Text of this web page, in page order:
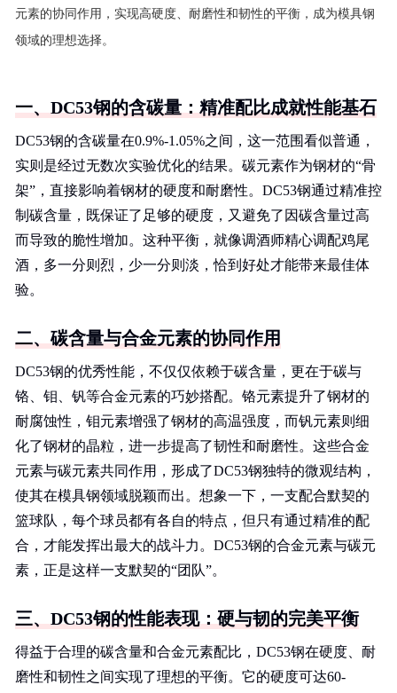
元素的协同作用，实现高硬度、耐磨性和韧性的平衡，成为模具钢
领域的理想选择。
一、DC53钢的含碳量：精准配比成就性能基石
DC53钢的含碳量在0.9%-1.05%之间，这一范围看似普通，
实则是经过无数次实验优化的结果。碳元素作为钢材的“骨
架”，直接影响着钢材的硬度和耐磨性。DC53钢通过精准控
制碳含量，既保证了足够的硬度，又避免了因碳含量过高
而导致的脆性增加。这种平衡，就像调酒师精心调配鸡尾
酒，多一分则烈，少一分则淡，恰到好处才能带来最佳体
验。
二、碳含量与合金元素的协同作用
DC53钢的优秀性能，不仅仅依赖于碳含量，更在于碳与
铬、钼、钒等合金元素的巧妙搭配。铬元素提升了钢材的
耐腐蚀性，钼元素增强了钢材的高温强度，而钒元素则细
化了钢材的晶粒，进一步提高了韧性和耐磨性。这些合金
元素与碳元素共同作用，形成了DC53钢独特的微观结构，
使其在模具钢领域脱颖而出。想象一下，一支配合默契的
篮球队，每个球员都有各自的特点，但只有通过精准的配
合，才能发挥出最大的战斗力。DC53钢的合金元素与碳元
素，正是这样一支默契的“团队”。
三、DC53钢的性能表现：硬与韧的完美平衡
得益于合理的碳含量和合金元素配比，DC53钢在硬度、耐
磨性和韧性之间实现了理想的平衡。它的硬度可达60-